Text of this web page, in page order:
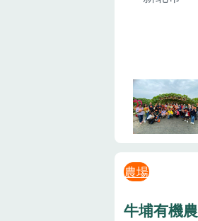
農場
牛埔有機農